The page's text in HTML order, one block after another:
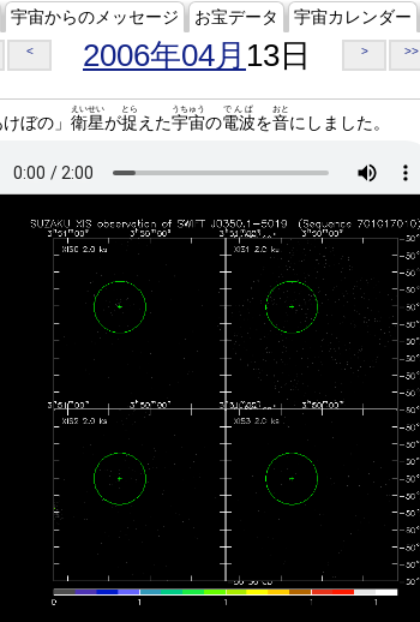
宇宙からのメッセージ お宝データ 宇宙カレンダー
< 2006年04月 13日 > >>
ぼの」 衛星
えいせい
が捉
とら
えた宇宙
うちゅう
の電波
でんぱ
を音
おと
にしました。